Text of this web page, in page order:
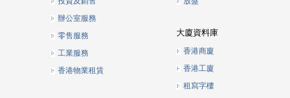
辦公室服務
零售服務
工業服務
香港物業租賃
大廈資料庫
香港商廈
香港工廈
租寫字樓